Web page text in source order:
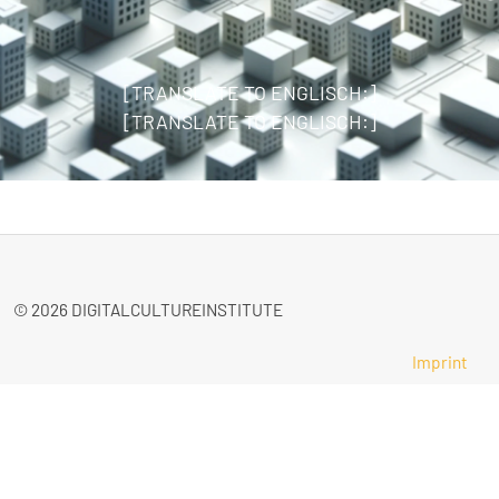
[TRANSLATE TO ENGLISCH:]
[TRANSLATE TO ENGLISCH:]
© 2026 DIGITALCULTUREINSTITUTE
Imprint